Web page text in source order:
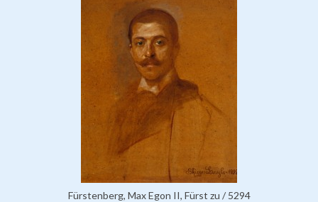
Fürstenberg, Max Egon II, Fürst zu / 5294